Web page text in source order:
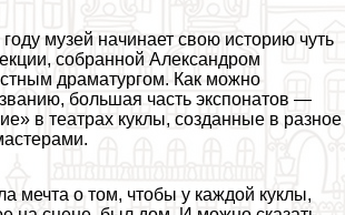
музей начинает свою историю чуть
собранной Александром
драматургом. Как можно
большая часть экспонатов —
в театрах куклы, созданные в разное
мечта о том, чтобы у каждой куклы,